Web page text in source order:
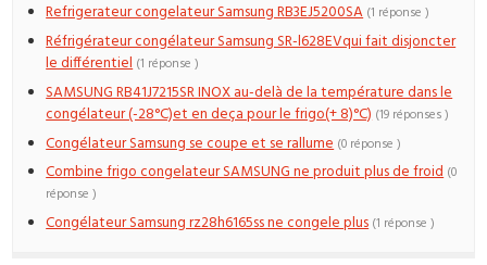
Refrigerateur congelateur Samsung RB3EJ5200SA (1 réponse )
Réfrigérateur congélateur Samsung SR-l628EVqui fait disjoncter
le différentiel (1 réponse )
SAMSUNG RB41J7215SR INOX au-delà de la température dans le
congélateur (-28°C)et en deça pour le frigo(+ 8)°C) (19 réponses )
Congélateur Samsung se coupe et se rallume (0 réponse )
Combine frigo congelateur SAMSUNG ne produit plus de froid (0
réponse )
Congélateur Samsung rz28h6165ss ne congele plus (1 réponse )